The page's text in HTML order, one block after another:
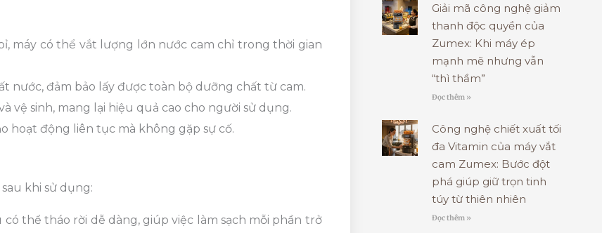
máy có thể vắt lượng lớn nước cam chỉ trong thời gian
nước, đảm bảo lấy được toàn bộ dưỡng chất từ cam.
vệ sinh, mang lại hiệu quả cao cho người sử dụng.
hoạt động liên tục mà không gặp sự cố.
khi sử dụng:
thể tháo rời dễ dàng, giúp việc làm sạch mỗi phần trở
Giải mã công nghệ giảm
thanh độc quyền của
Zumex: Khi máy ép
mạnh mẽ nhưng vẫn
“thì thầm”
Đọc thêm »
Công nghệ chiết xuất tối
đa Vitamin của máy vắt
cam Zumex: Bước đột
phá giúp giữ trọn tinh
túy từ thiên nhiên
Đọc thêm »